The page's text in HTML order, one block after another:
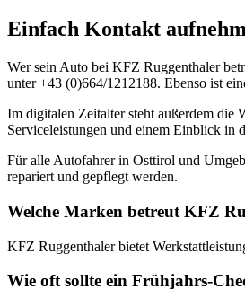
Einfach Kontakt
Wer sein Auto bei KFZ Ruggenthaler
unter +43 (0)664/1212188. Ebenso ist
Im digitalen Zeitalter steht außerdem die
Serviceleistungen und einem Einblick in
Für alle Autofahrer in Osttirol und
repariert und gepflegt werden.
Welche Marken betreut KFZ
KFZ Ruggenthaler bietet
Wie oft sollte ein Frühjahrs-